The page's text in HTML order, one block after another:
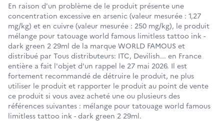
En raison d'un problème de le produit présente une
concentration excessive en arsenic (valeur mesurée : 1,27
mg/kg) et en cuivre (valeur mesurée : 250 mg/kg), le produit
mélange pour tatouage world famous limitless tattoo ink -
dark green 2 29ml de la marque WORLD FAMOUS et
distribué par Tous distributeurs: ITC, Devilish... en France
entière a fait l'objet d'un rappel le 27 mai 2026. Il est
fortement recommandé de détruire le produit, ne plus
utiliser le produit et rapporter le produit au point de vente
ce produit si vous avez acheté une ou plusieurs des
références suivantes : mélange pour tatouage world famous
limitless tattoo ink - dark green 2 29ml.